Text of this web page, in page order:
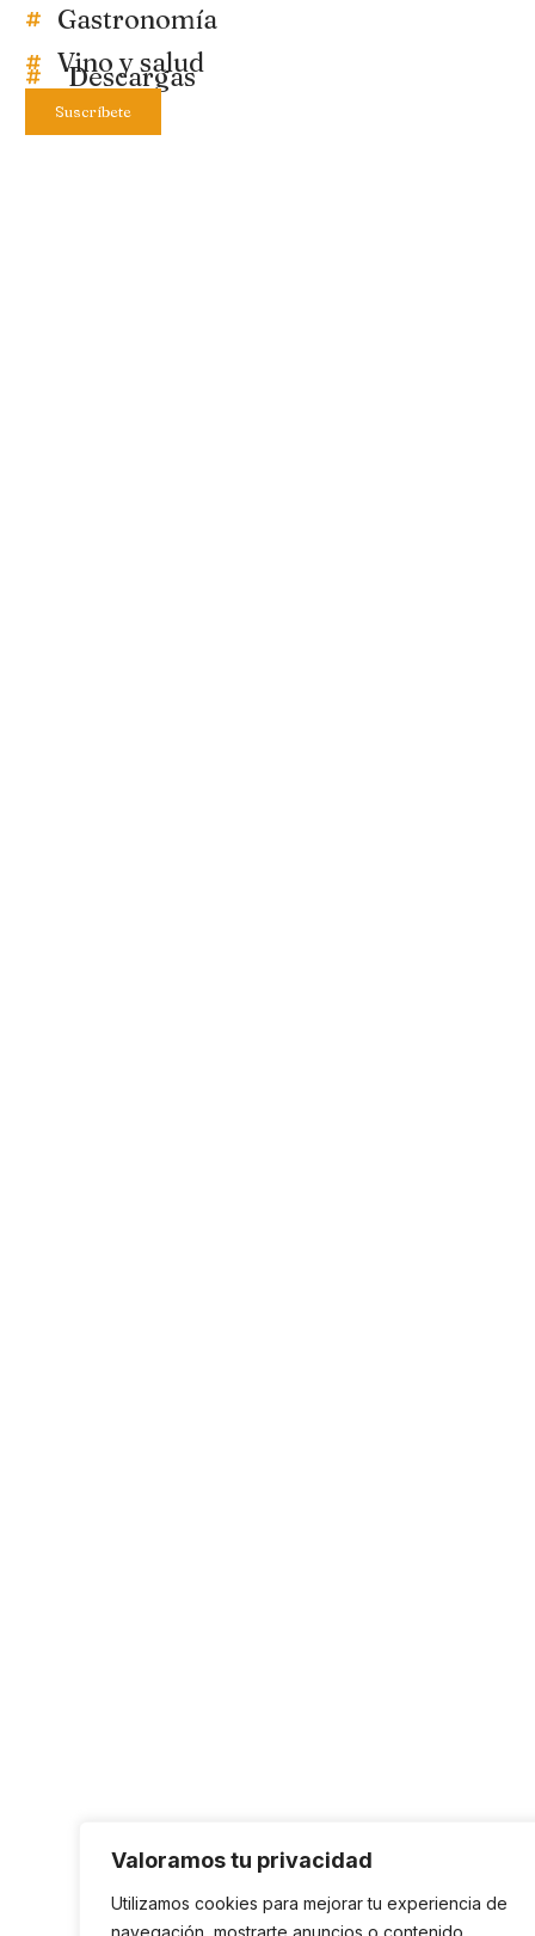
Valoramos tu privacidad
Utilizamos cookies para mejorar tu experiencia de
navegación, mostrarte anuncios o contenido
Gastronomía
Vino y salud
Descargas
Suscríbete